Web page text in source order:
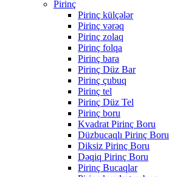
Pirinç
Pirinç külçələr
Pirinç vərəq
Pirinç zolaq
Pirinç folqa
Pirinç bara
Pirinç Düz Bar
Pirinç çubuq
Pirinç tel
Pirinç Düz Tel
Pirinç boru
Kvadrat Pirinç Boru
Düzbucaqlı Pirinç Boru
Diksiz Pirinç Boru
Dəqiq Pirinç Boru
Pirinç Bucaqlar